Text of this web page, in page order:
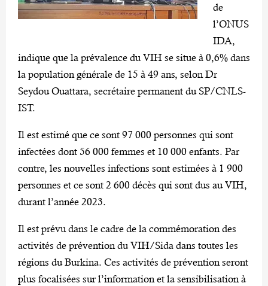
de
l’ONUS
IDA,
indique que la prévalence du VIH se situe à 0,6% dans
la population générale de 15 à 49 ans, selon Dr
Seydou Ouattara, secrétaire permanent du SP/CNLS-
IST.
Il est estimé que ce sont 97 000 personnes qui sont
infectées dont 56 000 femmes et 10 000 enfants. Par
contre, les nouvelles infections sont estimées à 1 900
personnes et ce sont 2 600 décès qui sont dus au VIH,
durant l’année 2023.
Il est prévu dans le cadre de la commémoration des
activités de prévention du VIH/Sida dans toutes les
régions du Burkina. Ces activités de prévention seront
plus focalisées sur l’information et la sensibilisation à